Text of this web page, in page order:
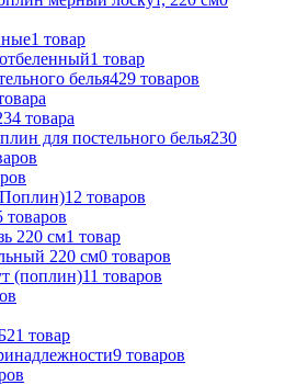
1 товар
1 товар
белья429 товаров
товара
для постельного белья230
12 товаров
товаров
220 см1 товар
220 см0 товаров
(поплин)11 товаров
21 товар
9 товаров